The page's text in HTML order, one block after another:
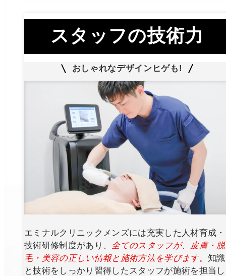
スタッフの技術力
おしゃれなデザインヒゲも!
エミナルクリニックメンズには充実した人材育成・
技術研修制度があり、 全てのスタッフが、皮膚・脱
毛・美容の正しい情報と施術方法を学びます。 知識
と技術をしっかり習得したスタッフが施術を担当し